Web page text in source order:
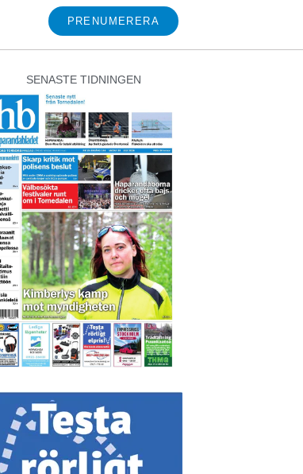
PRENUMERERA
SENASTE TIDNINGEN